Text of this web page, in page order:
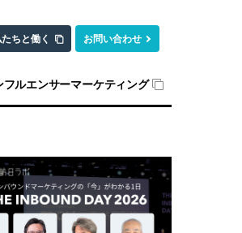
ちと働く お問い合わせ
フルエンサーマーケティング